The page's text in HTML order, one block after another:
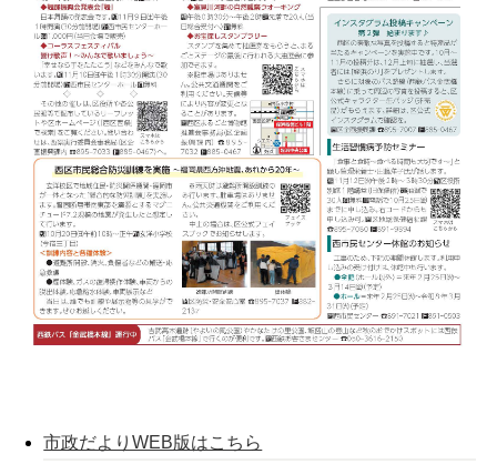
市政だよりWEB版はこちら